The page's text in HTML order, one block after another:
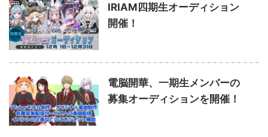
IRIAM四期生オーディション
開催！
電脳開華、一期生メンバーの
募集オーディションを開催！